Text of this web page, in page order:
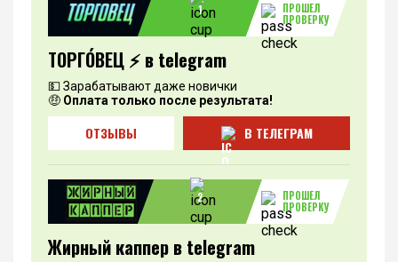
1
ПРОШЕЛ
ПРОВЕРКУ
ТОРГО́ВЕЦ ⚡️ в telegram
💵 Зарабатывают даже новички
🤑 Оплата только после результата!
ОТЗЫВЫ В ТЕЛЕГРАМ
2
ПРОШЕЛ
ПРОВЕРКУ
Жирный каппер в telegram